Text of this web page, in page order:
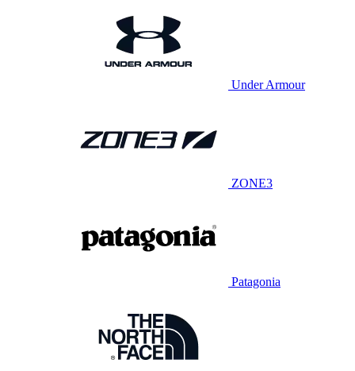
Under Armour
ZONE3
Patagonia